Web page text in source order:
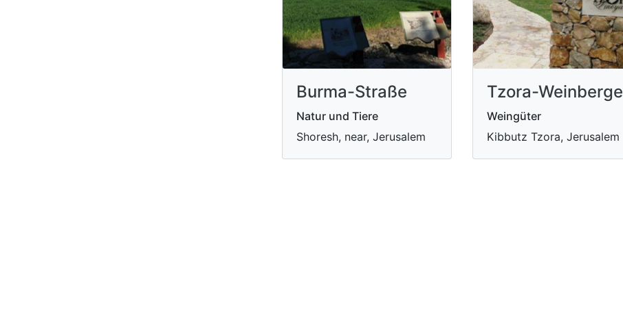
Burma-Straße
Natur und Tiere
Shoresh, near, Jerusalem
Tzora-Weinberge
Weingüter
Kibbutz Tzora, Jerusalem